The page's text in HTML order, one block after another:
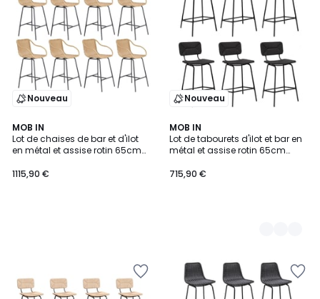
Nouveau
MOB IN
Lot de chaises de bar et d'ilot
en métal et assise rotin 65cm
1115,90 €
Nouveau
MOB IN
Lot de tabourets d'ilot et bar en
métal et assise rotin 65cm
715,90 €
2
Couleurs